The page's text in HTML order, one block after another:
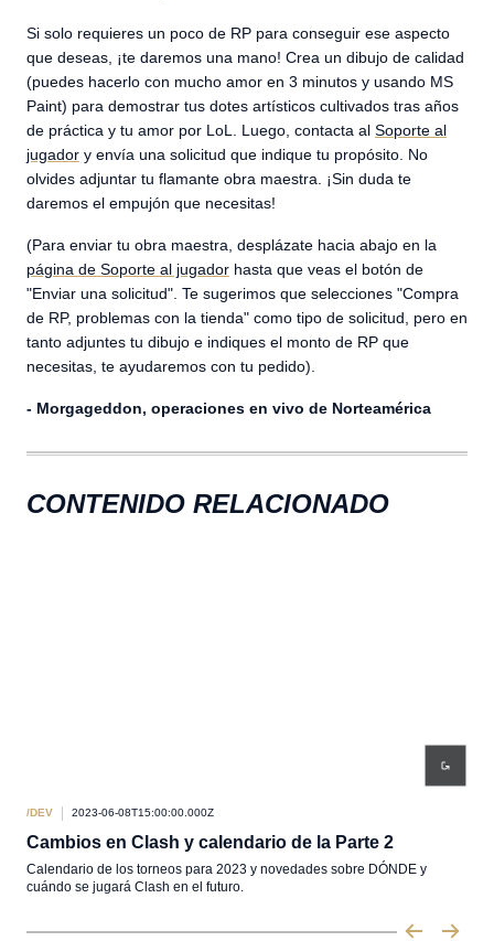
Si solo requieres un poco de RP para conseguir ese aspecto
que deseas, ¡te daremos una mano! Crea un dibujo de calidad
(puedes hacerlo con mucho amor en 3 minutos y usando MS
Paint) para demostrar tus dotes artísticos cultivados tras años
de práctica y tu amor por LoL. Luego, contacta al Soporte al
jugador y envía una solicitud que indique tu propósito. No
olvides adjuntar tu flamante obra maestra. ¡Sin duda te
daremos el empujón que necesitas!
(Para enviar tu obra maestra, desplázate hacia abajo en la
página de Soporte al jugador hasta que veas el botón de
"Enviar una solicitud". Te sugerimos que selecciones "Compra
de RP, problemas con la tienda" como tipo de solicitud, pero en
tanto adjuntes tu dibujo e indiques el monto de RP que
necesitas, te ayudaremos con tu pedido).
- Morgageddon, operaciones en vivo de Norteamérica
CONTENIDO RELACIONADO
/DEV 2023-06-08T15:00:00.000Z
Cambios en Clash y calendario de la Parte 2
Calendario de los torneos para 2023 y novedades sobre DÓNDE y
cuándo se jugará Clash en el futuro.